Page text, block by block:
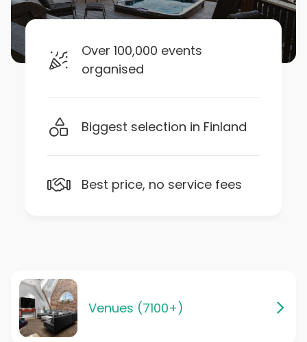
Over 100,000 events
organised
Biggest selection in Finland
Best price, no service fees
Venues (7100+)